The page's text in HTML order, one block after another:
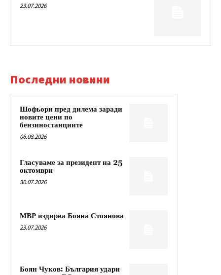
23.07.2026
Последни новини
Шофьори пред дилема заради
новите цени по
бензиностанциите
06.08.2026
Гласуваме за президент на 25
октомври
30.07.2026
МВР издирва Бояна Стоянова
23.07.2026
Боян Чуков: България удари